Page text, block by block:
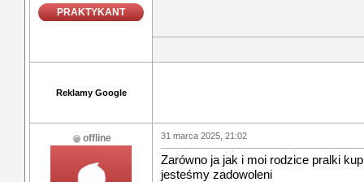
PRAKTYKANT
Reklamy Google
offline 31 marca 2025, 21:02
Zarówno ja jak i moi rodzice pralki
jesteśmy zadowoleni